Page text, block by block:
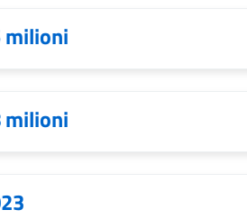
milioni
milioni